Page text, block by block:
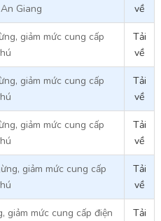
Giang
về
giảm mức cung cấp
Tải
về
giảm mức cung cấp
Tải
về
giảm mức cung cấp
Tải
về
giảm mức cung cấp
Tải
về
giảm mức cung cấp điện
Tải